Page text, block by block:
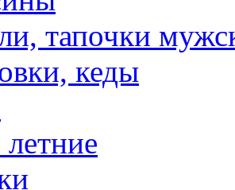
тапочки
кеды